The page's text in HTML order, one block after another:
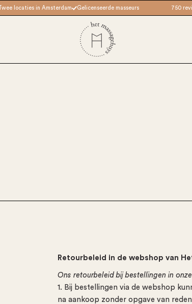
Twee locaties in Amsterdam Gelicenseerde masseurs 750
Retourbeleid in de webshop van
Ons retourbeleid bij bestellingen in
1. Bij bestellingen via de webshop
na aankoop zonder opgave van